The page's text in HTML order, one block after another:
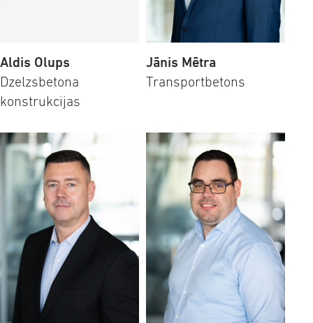
Aldis Olups
Dzelzsbetona
konstrukcijas
Jānis Mētra
Transportbetons